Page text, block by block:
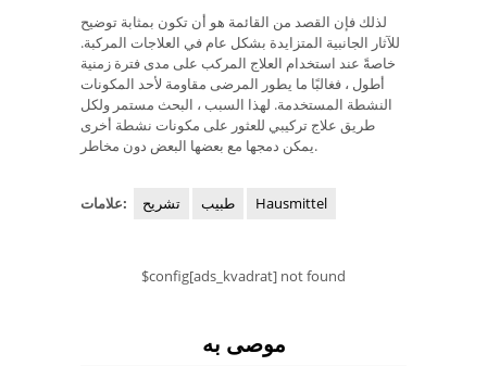
لذلك فإن القصد من القائمة هو أن تكون بمثابة توضيح
للآثار الجانبية المتزايدة بشكل عام في العلاجات المركبة.
خاصةً عند استخدام العلاج المركب على مدى فترة زمنية
أطول ، فغالبًا ما يطور المرضى مقاومة لأحد المكونات
النشطة المستخدمة. لهذا السبب ، البحث مستمر ولكل
طريق علاج تركيبي للعثور على مكونات نشطة أخرى
يمكن دمجها مع بعضها البعض دون مخاطر.
علامات: تشريح طبيب Hausmittel
$config[ads_kvadrat] not found
موصى به